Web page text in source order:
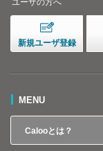
ユーザの方へ
新規ユーザ登録
MENU
Calooとは？